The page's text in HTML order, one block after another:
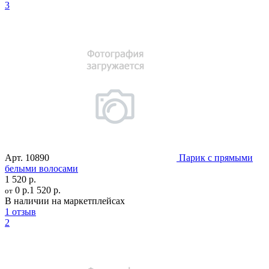
3
Арт. 10890
Парик с прямыми
белыми волосами
1 520 р.
от 0 р.1 520 р.
В наличии на маркетплейсах
1 отзыв
2